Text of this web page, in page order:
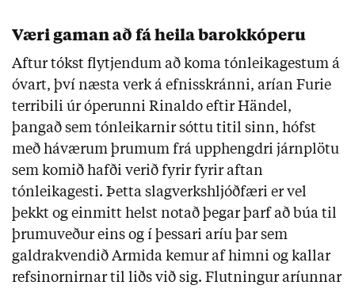
Væri gaman að fá heila barokkóperu
Aftur tókst flytjendum að koma tónleikagestum á
óvart, því næsta verk á efnisskránni, arían Furie
terribili úr óperunni Rinaldo eftir Händel,
þangað sem tónleikarnir sóttu titil sinn, hófst
með háværum þrumum frá upphengdri járnplötu
sem komið hafði verið fyrir fyrir aftan
tónleikagesti. Þetta slagverkshljóðfæri er vel
þekkt og einmitt helst notað þegar þarf að búa til
þrumuveður eins og í þessari aríu þar sem
galdrakvendið Armida kemur af himni og kallar
refsinornirnar til liðs við sig. Flutningur aríunnar